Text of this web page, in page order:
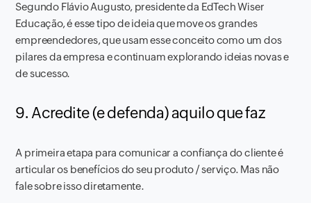
Segundo Flávio Augusto, presidente da EdTech Wiser
Educação, é esse tipo de ideia que move os grandes
empreendedores, que usam esse conceito como um dos
pilares da empresa e continuam explorando ideias novas e
de sucesso.
9. Acredite (e defenda) aquilo que faz
A primeira etapa para comunicar a confiança do cliente é
articular os benefícios do seu produto / serviço. Mas não
fale sobre isso diretamente.